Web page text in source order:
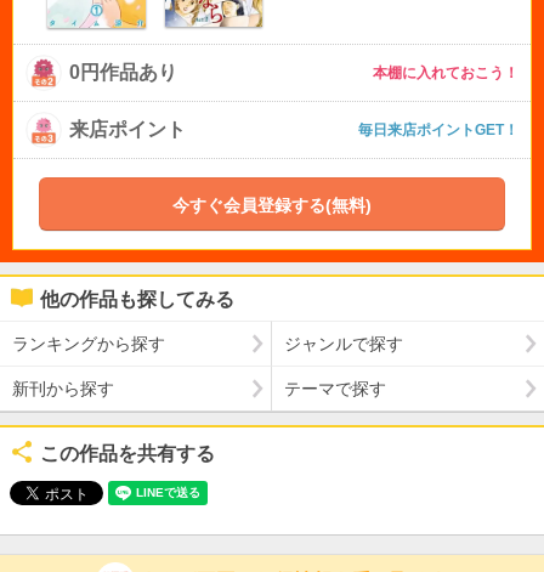
0円作品あり 本棚に入れておこう！
来店ポイント 毎日来店ポイントGET！
今すぐ会員登録する(無料)
他の作品も探してみる
ランキングから探す ジャンルで探す
新刊から探す テーマで探す
この作品を共有する